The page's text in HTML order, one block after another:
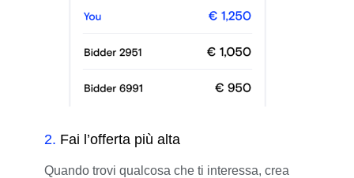
2. Fai l’offerta più alta
Quando trovi qualcosa che ti interessa, crea